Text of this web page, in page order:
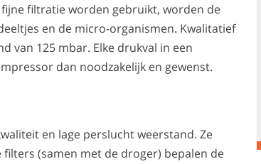
filtratie worden gebruikt, worden de
en de micro-organismen. Kwalitatief
van 125 mbar. Elke drukval in een
dan noodzakelijk en gewenst.
en lage perslucht weerstand. Ze
(samen met de droger) bepalen de